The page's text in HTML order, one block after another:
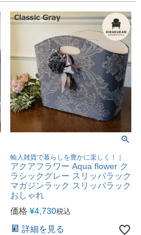
輸入雑貨で暮らしを豊かに楽しく！｜
アクアフラワー Aqua flower ク
ラシックグレー スリッパラック
マガジンラック スリッパラック
おしゃれ
価格 ¥4,730税込
詳細を見る